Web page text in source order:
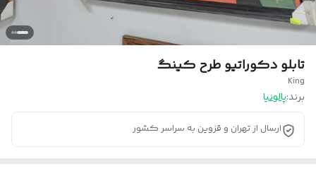
تابلو دکوراتیو طرح کینگ
King
برند:پالونیا
ارسال از تهران و قزوین به سراسر کشور